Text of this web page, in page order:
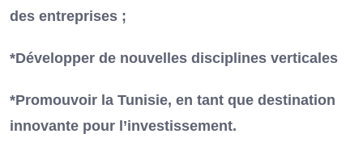
des entreprises ;
*Développer de nouvelles disciplines verticales
*Promouvoir la Tunisie, en tant que destination
innovante pour l’investissement.